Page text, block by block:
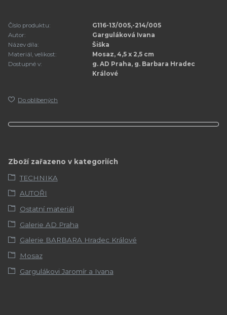
Číslo produktu:
G116-13/005,-214/005
Autor:
Garguláková Ivana
Název díla:
Šiška
Materiál, velikost:
Mosaz, 4,5 x 2,5 cm
Dostupné v:
g. AD Praha, g. Barbara Hradec
Králové
Do oblíbených
Zboží zařazeno v kategoriích
TECHNIKA
AUTOŘI
Ostatní materiál
Galerie AD Praha
Galerie BARBARA Hradec Králové
Mosaz
Gargulákovi Jaromír a Ivana